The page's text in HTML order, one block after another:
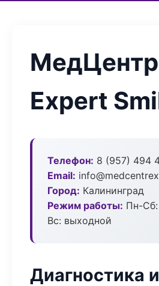
МедЦентр
Expert
Телефон: 8 (957) 494
Email:
Город: Калининград
Режим работы: Пн-Сб:
Вс: выходной
Диагностика